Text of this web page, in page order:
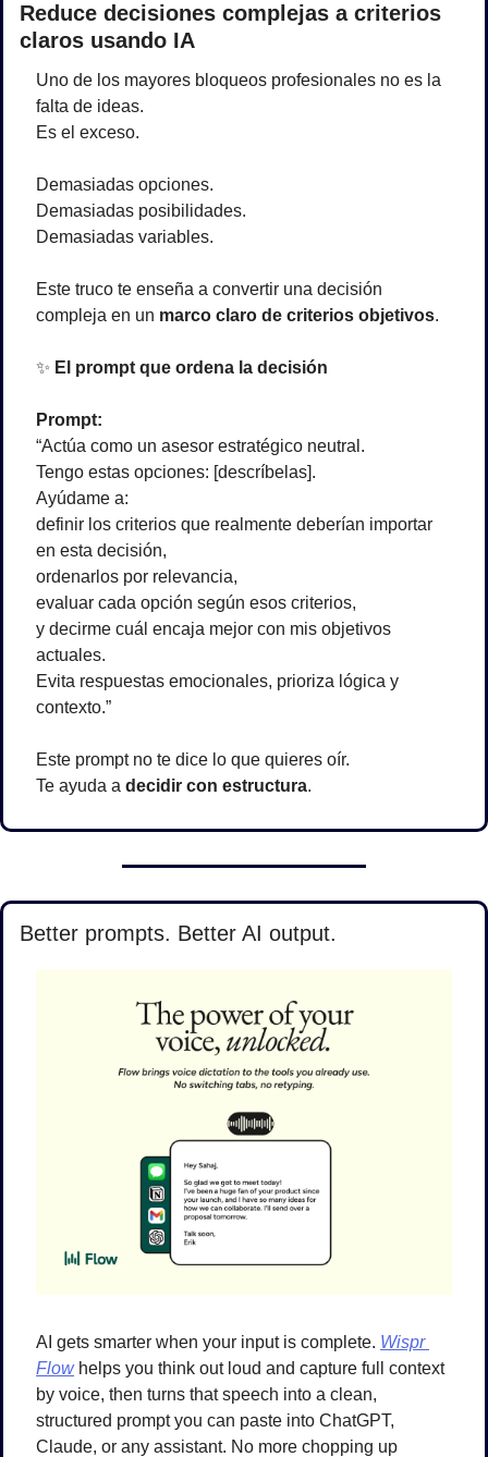
Reduce decisiones complejas a criterios
claros usando IA
Uno de los mayores bloqueos profesionales no es la
falta de ideas.
Es el exceso.
Demasiadas opciones.
Demasiadas posibilidades.
Demasiadas variables.
Este truco te enseña a convertir una decisión
compleja en un marco claro de criterios objetivos.
✨ El prompt que ordena la decisión
Prompt:
“Actúa como un asesor estratégico neutral.
Tengo estas opciones: [descríbelas].
Ayúdame a:
definir los criterios que realmente deberían importar
en esta decisión,
ordenarlos por relevancia,
evaluar cada opción según esos criterios,
y decirme cuál encaja mejor con mis objetivos
actuales.
Evita respuestas emocionales, prioriza lógica y
contexto.”
Este prompt no te dice lo que quieres oír.
Te ayuda a decidir con estructura.
Better prompts. Better AI output.
AI gets smarter when your input is complete. Wispr
Flow helps you think out loud and capture full context
by voice, then turns that speech into a clean,
structured prompt you can paste into ChatGPT,
Claude, or any assistant. No more chopping up